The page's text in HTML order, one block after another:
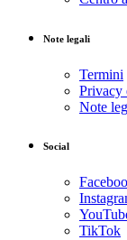
Note legali
Termini
Privacy
Note
Social
TikTok